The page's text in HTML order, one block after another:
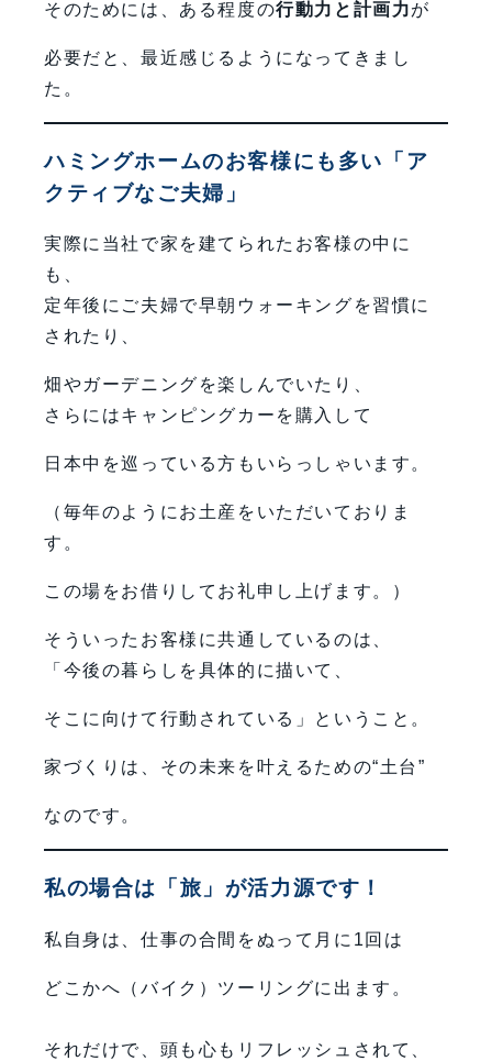
そのためには、ある程度の行動力と計画力が
必要だと、最近感じるようになってきまし
た。
ハミングホームのお客様にも多い「ア
クティブなご夫婦」
実際に当社で家を建てられたお客様の中に
も、
定年後にご夫婦で早朝ウォーキングを習慣に
されたり、
畑やガーデニングを楽しんでいたり、
さらにはキャンピングカーを購入して
日本中を巡っている方もいらっしゃいます。
（毎年のようにお土産をいただいておりま
す。
この場をお借りしてお礼申し上げます。）
そういったお客様に共通しているのは、
「今後の暮らしを具体的に描いて、
そこに向けて行動されている」ということ。
家づくりは、その未来を叶えるための“土台”
なのです。
私の場合は「旅」が活力源です！
私自身は、仕事の合間をぬって月に1回は
どこかへ（バイク）ツーリングに出ます。
それだけで、頭も心もリフレッシュされて、